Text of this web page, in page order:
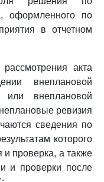
оформленного по
в отчетном
акта
внеплановой
или внеплановой
ревизия
сведения по
которого
проверка, а также
и проверки после